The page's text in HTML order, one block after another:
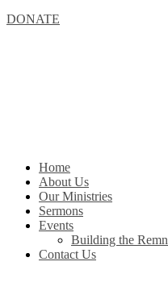
DONATE
Home
About Us
Our Ministries
Sermons
Events
Building the
Contact Us